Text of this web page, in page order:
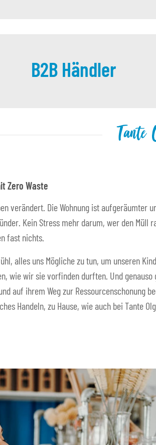
B2B Händler
Tante
Zero Waste
verändert. Die Wohnung ist aufgeräumter
Kein Stress mehr darum, wer den Müll
fast nichts.
alles uns Mögliche zu tun, um unseren
wie wir sie vorfinden durften. Und
auf ihrem Weg zur Ressourcenschonung
Handeln, zu Hause, wie auch bei Tante